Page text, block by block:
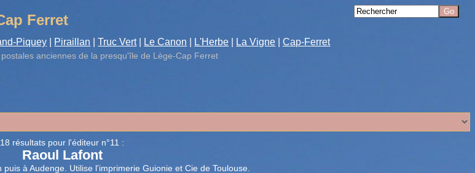
Ferret
Piquey Piraillan Truc Vert Le Canon L'Herbe La Vigne Cap-Ferret
anciennes de la presqu'île de Lège-Cap Ferret
18 résultats pour l'éditeur n°11 :
Raoul Lafont
à Audenge. Utilise l'imprimerie Guionie et Cie de Toulouse.